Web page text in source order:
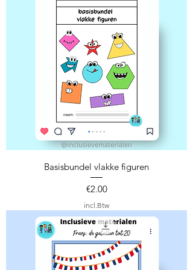
Basisbundel vlakke figuren
Prijs
€2.00
incl.Btw